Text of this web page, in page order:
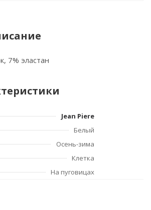
7% эластан
Jean Piere
Белый
Осень-зима
Клетка
На пуговицах